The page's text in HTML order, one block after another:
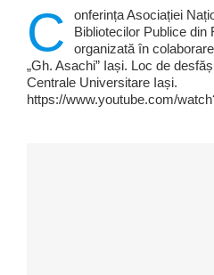
C
onferința Asociației
Bibliotecilor Publice din
organizată în
„Gh. Asachi” Iași. Loc de
Centrale Universitare Iași.
https://www.youtube.com/